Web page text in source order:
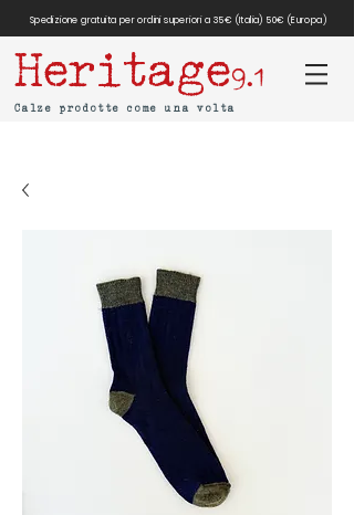
Spedizione gratuita per ordini superiori a 35€ (Italia) 50€ (Europa)
Heritage9.1
Calze prodotte come una volta